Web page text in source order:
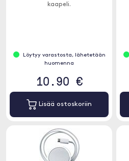
kaapeli.
Löytyy varastosta, lähetetään
huomenna
10.90 €
Lisää ostoskoriin